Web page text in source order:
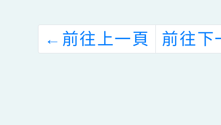
← 前往上一頁 前往下